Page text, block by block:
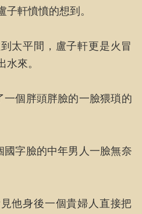
軒憤憤的想到。
太平間，盧子軒更是火冒
來。
一個胖頭胖臉的一臉猥瑣的
國字臉的中年男人一臉無奈
他身後一個貴婦人直接把